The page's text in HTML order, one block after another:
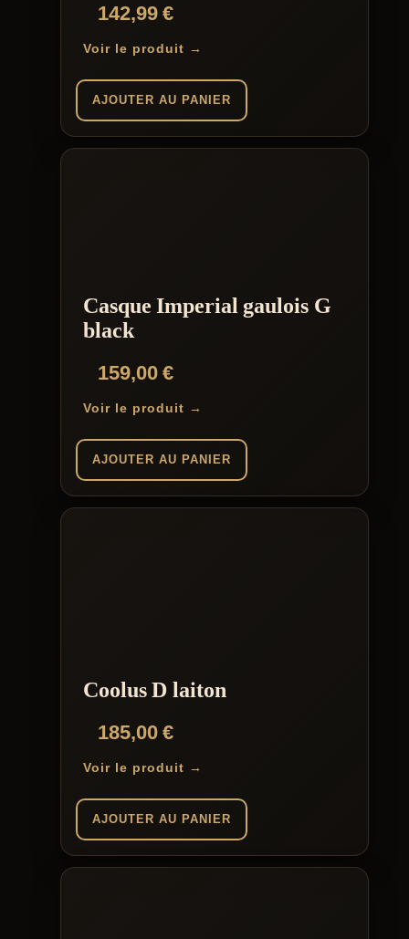
142,99€
Voir le produit →
AJOUTER AU PANIER
Casque Imperial gaulois G
black
159,00€
Voir le produit →
AJOUTER AU PANIER
Coolus D laiton
185,00€
Voir le produit →
AJOUTER AU PANIER